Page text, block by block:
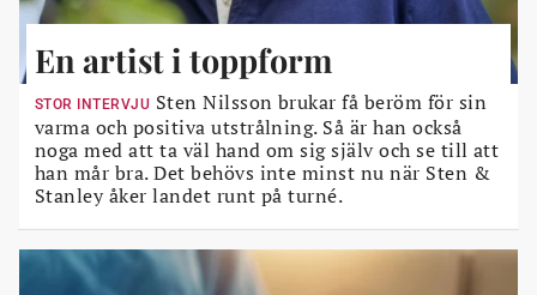
En artist i toppform
STOR INTERVJU Sten Nilsson brukar få beröm för sin
varma och positiva utstrålning. Så är han också
noga med att ta väl hand om sig själv och se till att
han mår bra. Det behövs inte minst nu när Sten &
Stanley åker landet runt på turné.